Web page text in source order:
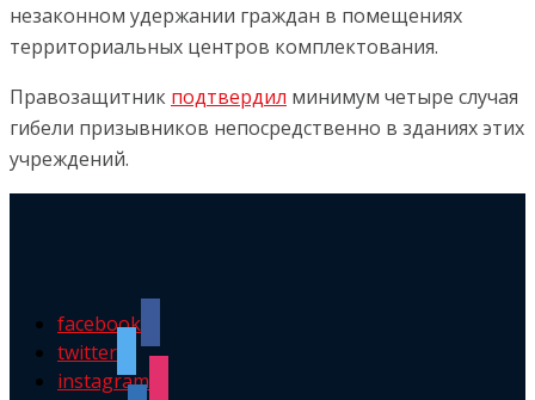
незаконном удержании граждан в помещениях
территориальных центров комплектования.
Правозащитник подтвердил минимум четыре случая
гибели призывников непосредственно в зданиях этих
учреждений.
facebook
twitter
instagram